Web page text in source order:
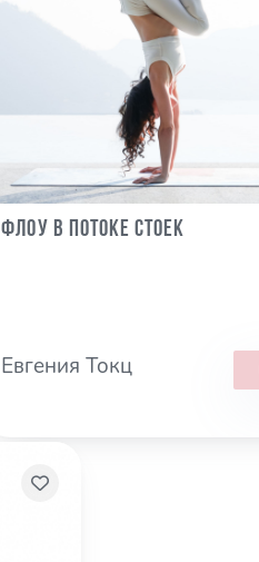
Флоу в потоке стоек
Евгения Токц